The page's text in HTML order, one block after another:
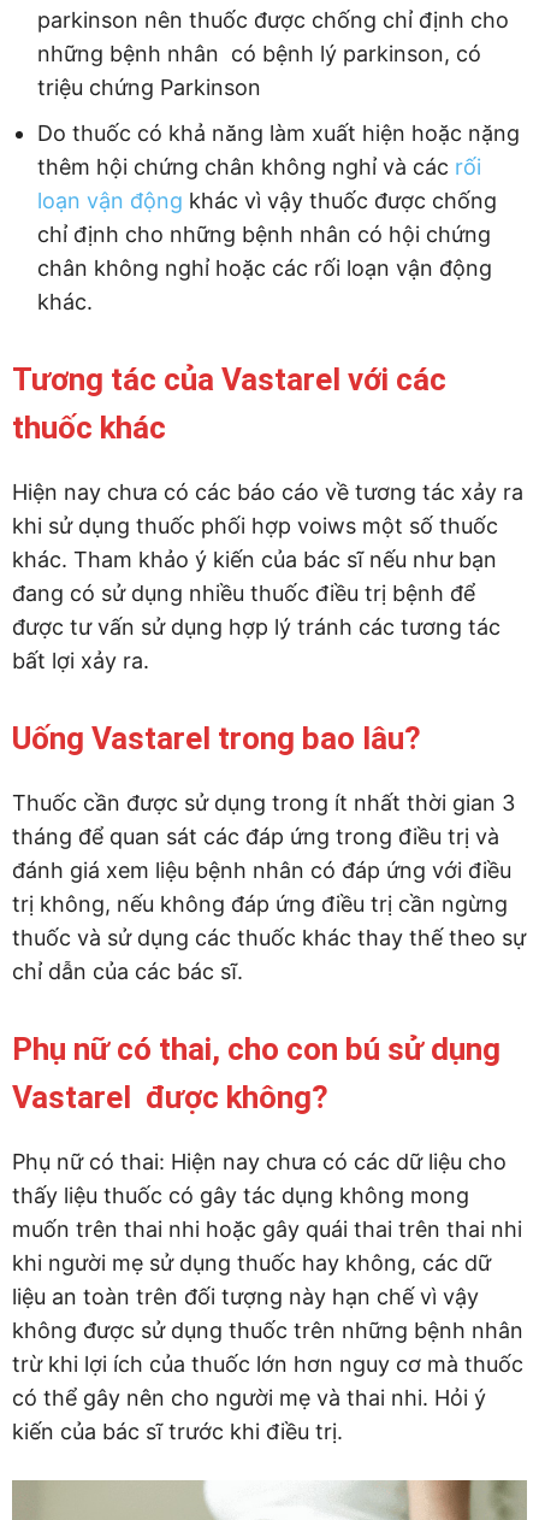
parkinson nên thuốc được chống chỉ định cho
những bệnh nhân có bệnh lý parkinson, có
triệu chứng Parkinson
Do thuốc có khả năng làm xuất hiện hoặc nặng
thêm hội chứng chân không nghỉ và các rối
loạn vận động khác vì vậy thuốc được chống
chỉ định cho những bệnh nhân có hội chứng
chân không nghỉ hoặc các rối loạn vận động
khác.
Tương tác của Vastarel với các
thuốc khác
Hiện nay chưa có các báo cáo về tương tác xảy ra
khi sử dụng thuốc phối hợp voiws một số thuốc
khác. Tham khảo ý kiến của bác sĩ nếu như bạn
đang có sử dụng nhiều thuốc điều trị bệnh để
được tư vấn sử dụng hợp lý tránh các tương tác
bất lợi xảy ra.
Uống Vastarel trong bao lâu?
Thuốc cần được sử dụng trong ít nhất thời gian 3
tháng để quan sát các đáp ứng trong điều trị và
đánh giá xem liệu bệnh nhân có đáp ứng với điều
trị không, nếu không đáp ứng điều trị cần ngừng
thuốc và sử dụng các thuốc khác thay thế theo sự
chỉ dẫn của các bác sĩ.
Phụ nữ có thai, cho con bú sử dụng
Vastarel được không?
Phụ nữ có thai: Hiện nay chưa có các dữ liệu cho
thấy liệu thuốc có gây tác dụng không mong
muốn trên thai nhi hoặc gây quái thai trên thai nhi
khi người mẹ sử dụng thuốc hay không, các dữ
liệu an toàn trên đối tượng này hạn chế vì vậy
không được sử dụng thuốc trên những bệnh nhân
trừ khi lợi ích của thuốc lớn hơn nguy cơ mà thuốc
có thể gây nên cho người mẹ và thai nhi. Hỏi ý
kiến của bác sĩ trước khi điều trị.